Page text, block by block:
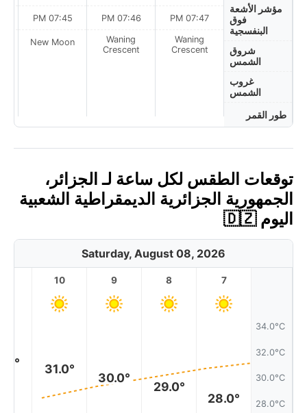
مؤشر الأشعة
فوق
البنفسجية
شروق
الشمس
غروب
الشمس
طور القمر
07:47 PM
Waning
Crescent
07:46 PM
Waning
Crescent
07:45 PM
New Moon
توقعات الطقس لكل ساعة لـ الجزائر،
الجمهورية الجزائرية الديمقراطية الشعبية
اليوم 🇩🇿
Saturday, August 08, 2026
34.0°C
32.0°C
30.0°C
28.0°C
7
28.0°
8
29.0°
9
30.0°
10
31.0°